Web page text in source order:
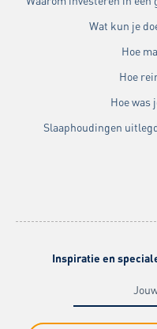
Wat kun je
Hoe
Hoe
Hoe was
Slaaphoudingen
Inspiratie en